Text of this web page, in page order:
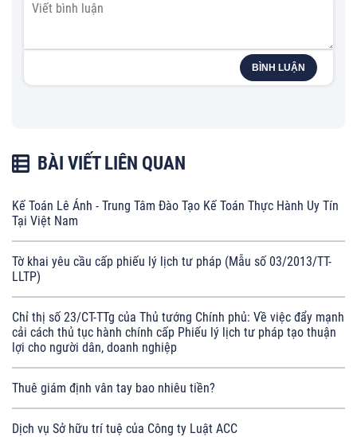
BÌNH LUẬN
BÀI VIẾT LIÊN QUAN
Kế Toán Lê Ánh - Trung Tâm Đào Tạo Kế Toán Thực Hành Uy Tín
Tại Việt Nam
Tờ khai yêu cầu cấp phiếu lý lịch tư pháp (Mẫu số 03/2013/TT-
LLTP)
Chỉ thị số 23/CT-TTg của Thủ tướng Chính phủ: Về việc đẩy mạnh
cải cách thủ tục hành chính cấp Phiếu lý lịch tư pháp tạo thuận
lợi cho người dân, doanh nghiệp
Thuê giám định vân tay bao nhiêu tiền?
Dịch vụ Sở hữu trí tuệ của Công ty Luật ACC